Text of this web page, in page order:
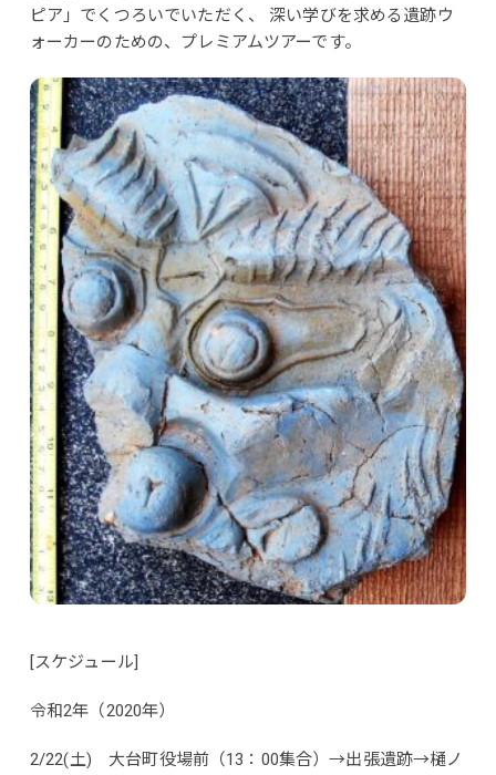
ピア」でくつろいでいただく、 深い学びを求める遺跡ウ
ォーカーのための、プレミアムツアーです。
[スケジュール]
令和2年（2020年）
2/22(土) 大台町役場前（13：00集合）→出張遺跡→樋ノ